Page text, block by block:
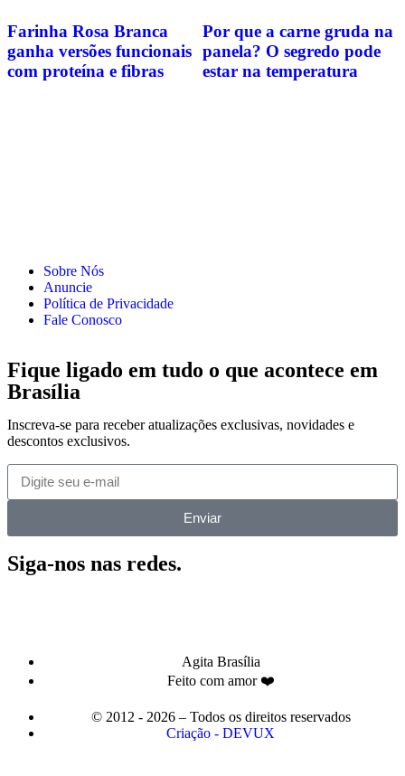
Farinha Rosa Branca
ganha versões funcionais
com proteína e fibras
Por que a carne gruda na
panela? O segredo pode
estar na temperatura
Sobre Nós
Anuncie
Política de Privacidade
Fale Conosco
Fique ligado em tudo o que acontece em
Brasília
Inscreva-se para receber atualizações exclusivas, novidades e
descontos exclusivos.
Enviar
Siga-nos nas redes.
Agita Brasília
Feito com amor ❤️
© 2012 - 2026 – Todos os direitos reservados
Criação - DEVUX